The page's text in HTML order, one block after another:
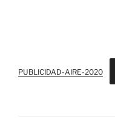
PUBLICIDAD-AIRE-2020